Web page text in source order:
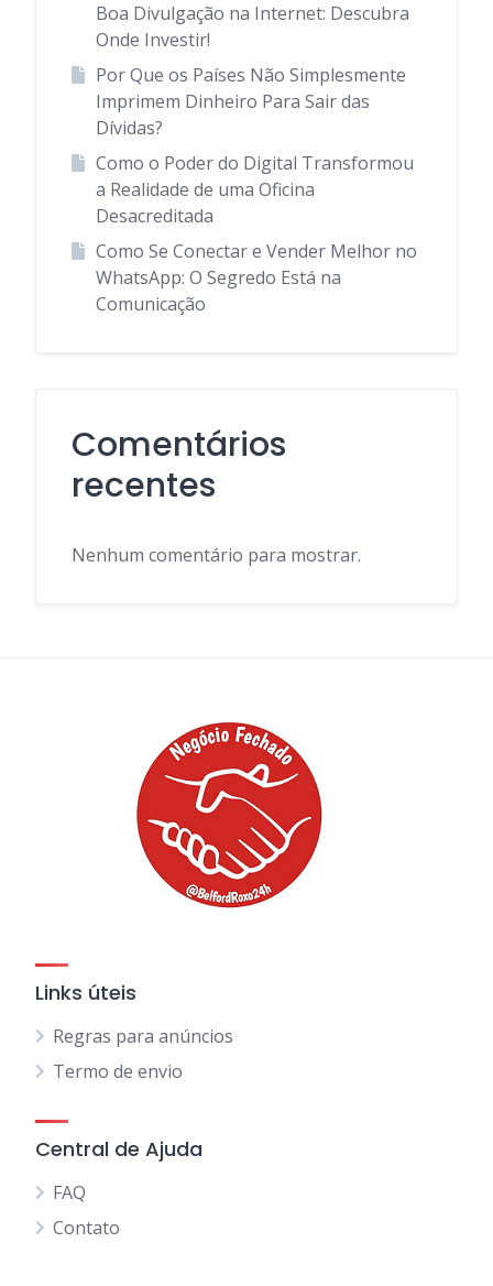
Boa Divulgação na Internet: Descubra
Onde Investir!
Por Que os Países Não Simplesmente
Imprimem Dinheiro Para Sair das
Dívidas?
Como o Poder do Digital Transformou
a Realidade de uma Oficina
Desacreditada
Como Se Conectar e Vender Melhor no
WhatsApp: O Segredo Está na
Comunicação
Comentários
recentes
Nenhum comentário para mostrar.
Links úteis
Regras para anúncios
Termo de envio
Central de Ajuda
FAQ
Contato